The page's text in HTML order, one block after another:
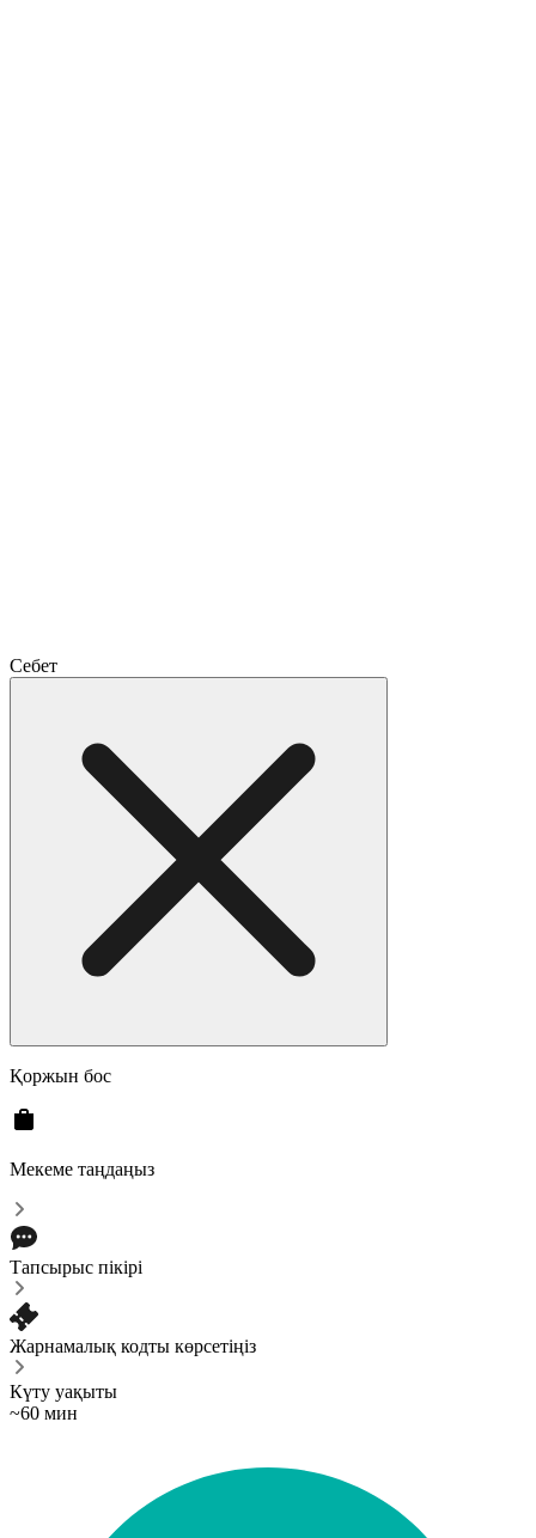
Себет
Қоржын бос
Мекеме таңдаңыз
Тапсырыс пікірі
Жарнамалық кодты көрсетіңіз
Күту уақыты
~60 мин